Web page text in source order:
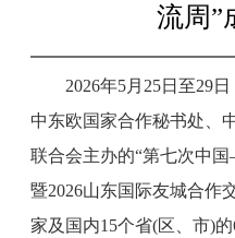
流周”
2026年5月25日至29
中东欧国家合作秘书处、
联合会主办的“第七次中
暨2026山东国际友城合作
家及国内15个省(区、市)